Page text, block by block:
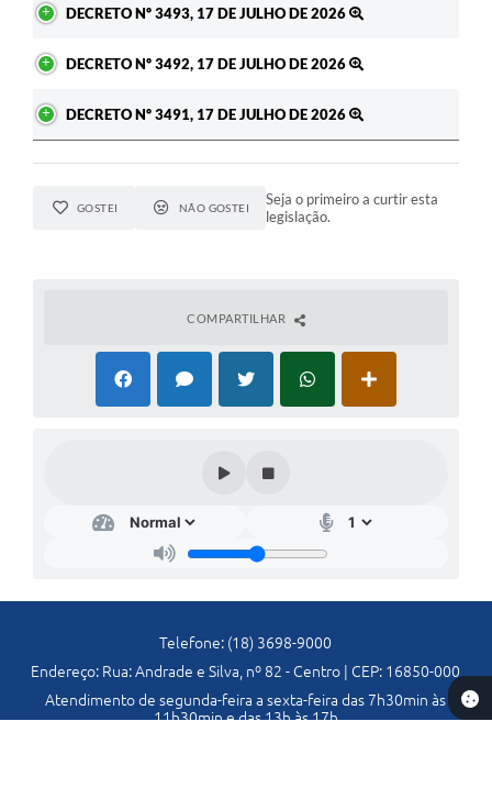
DECRETO Nº 3493, 17 DE JULHO DE 2026
DECRETO Nº 3492, 17 DE JULHO DE 2026
DECRETO Nº 3491, 17 DE JULHO DE 2026
GOSTEI NÃO GOSTEI
Seja o primeiro a curtir esta
legislação.
COMPARTILHAR
Telefone: (18) 3698-9000
Endereço: Rua: Andrade e Silva, nº 82 - Centro | CEP: 16850-000
Atendimento de segunda-feira a sexta-feira das 7h30min às
11h30min e das 13h às 17h